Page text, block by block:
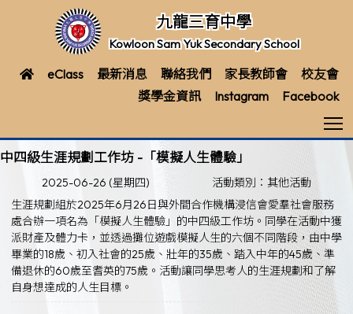
九龍三育中學
Kowloon Sam Yuk Secondary School
eClass 最新消息 聯絡我們 家長教師會
校友會
獎學金資訊
Instagram Facebook
中四級生涯規劃工作坊 -「模擬人生體驗」
2025-06-26 (星期四)
活動類別：其他活動
生涯規劃組於2025年6月26日與外間合作機構浸信會愛羣社會服務
處合辦一項名為「模擬人生體驗」的中四級工作坊。同學在活動中獲
派財產及體力卡，並透過攤位遊戲模擬人生的六個不同階段，由中學
畢業的18歲、初入社會的25歲、壯年的35歲、踏入中年的45歲、準
備退休的60歲至耆英的75歲。活動讓同學思考人的生涯規劃和了解
自身想達成的人生目標。